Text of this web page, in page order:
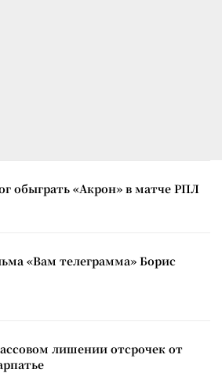
обыграть «Акрон» в матче РПЛ
«Вам телеграмма» Борис
лишении отсрочек от